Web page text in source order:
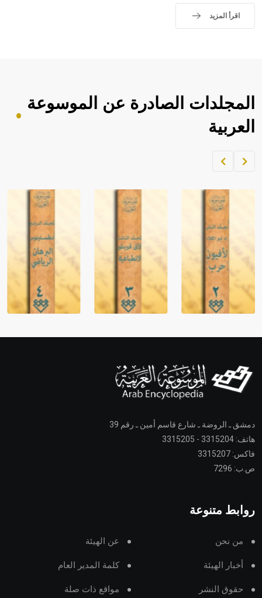
اقرأ المزيد
المجلدات الصادرة عن الموسوعة
العربية
دمشق ـ الروضة ـ شارع قاسم أمين ـ رقم 39
هاتف: 3315204 - 3315205
فاكس: 3315207
ص.ب: 7296
روابط متنوعة
من نحن عن الهيئة
أخبار الهيئة كلمة المدير العام
حقوق النشر مواقع ذات صلة